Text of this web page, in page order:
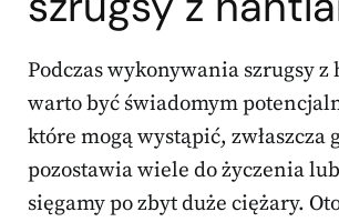
Podczas wykonywania szrugsy
warto być świadomym
które mogą wystąpić, zwłaszcza
pozostawia wiele do życzenia
sięgamy po zbyt duże ciężary.